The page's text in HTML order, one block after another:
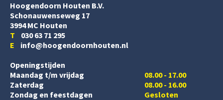
Hoogendoorn Houten B.V.
Schonauwenseweg 17
3994 MC Houten
T 030 63 71 295
E info@hoogendoornhouten.nl
Openingstijden
Maandag t/m vrijdag
Zaterdag
08.00 - 17.00
08.00 - 16.00
Zondag en feestdagen
Gesloten